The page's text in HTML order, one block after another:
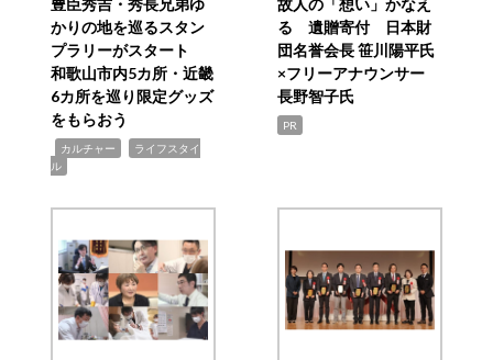
豊臣秀吉・秀長兄弟ゆ
かりの地を巡るスタン
プラリーがスタート
和歌山市内5カ所・近畿
6カ所を巡り限定グッズ
をもらおう
カルチャー
ライフスタイ
ル
故人の「想い」かなえ
る 遺贈寄付 日本財
団名誉会長 笹川陽平氏
×フリーアナウンサー
長野智子氏
PR